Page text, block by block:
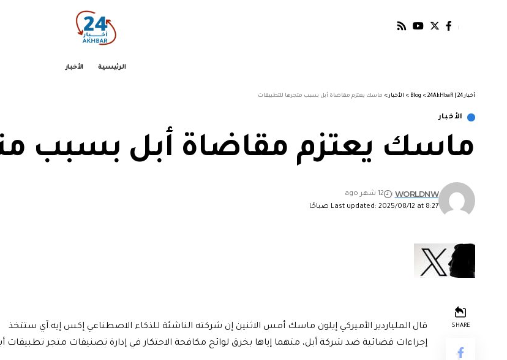
الرئيسية الأخبار
أخبار 24 | 24AkHbaR >
Blog
> الأخبار > ماسك يعتزم مقاضاة أبل بسبب متجرها للتطبيقات
الأخبار
ماسك يعتزم مقاضاة أبل بسبب
Last updated: 2025/08/12 at 8:27 صباحًا
WORLDNW
12 شهر ago
SHARE
قال الملياردير الأميركي إيلون ماسك أمس الاثنين إن شركته الناشئة للذكاء الاصطناعي إكس إيه.آي ستتخذ
إجراءات قضائية ضد شركة أبل، متهما إياها بخرق لوائح مكافحة الاحتكار في إدارة تصنيفات متجر تطبيقات